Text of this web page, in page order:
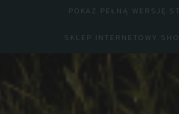
POKAŻ PEŁNĄ WERSJĘ
SKLEP INTERNETOWY